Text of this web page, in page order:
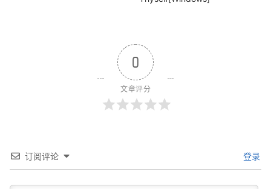
0
文章评分
订阅评论 登录